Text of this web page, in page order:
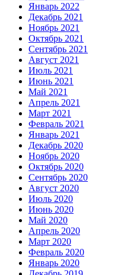
Январь 2022
Декабрь 2021
Ноябрь 2021
Октябрь 2021
Сентябрь 2021
Август 2021
Июль 2021
Июнь 2021
Май 2021
Апрель 2021
Март 2021
Февраль 2021
Январь 2021
Декабрь 2020
Ноябрь 2020
Октябрь 2020
Сентябрь 2020
Август 2020
Июль 2020
Июнь 2020
Май 2020
Апрель 2020
Март 2020
Февраль 2020
Январь 2020